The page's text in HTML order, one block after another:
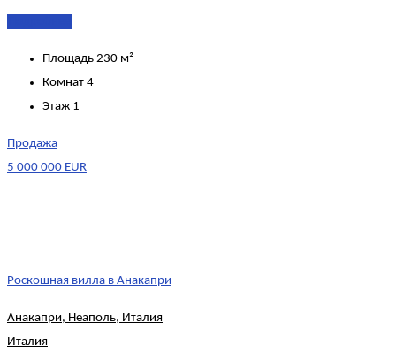
Площадь 230 м²
Комнат 4
Этаж 1
Продажа
5 000 000 EUR
Роскошная вилла в Анакапри
Анакапри, Неаполь, Италия
Италия